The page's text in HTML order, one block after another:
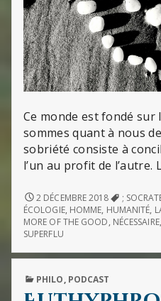
Ce monde est fondé sur
sommes quant à nous
sobriété consiste à
l’un au profit de l’autre.
LE
DÉSIR
ET
LA
2 DÉCEMBRE 2018 ;
ÉCOLOGIE, HOMME, HUMANITÉ,
MORE OF THE GOOD, NÉCESSAIRE,
SUPERFLU
PUBLISHED
PHILO, PODCAST